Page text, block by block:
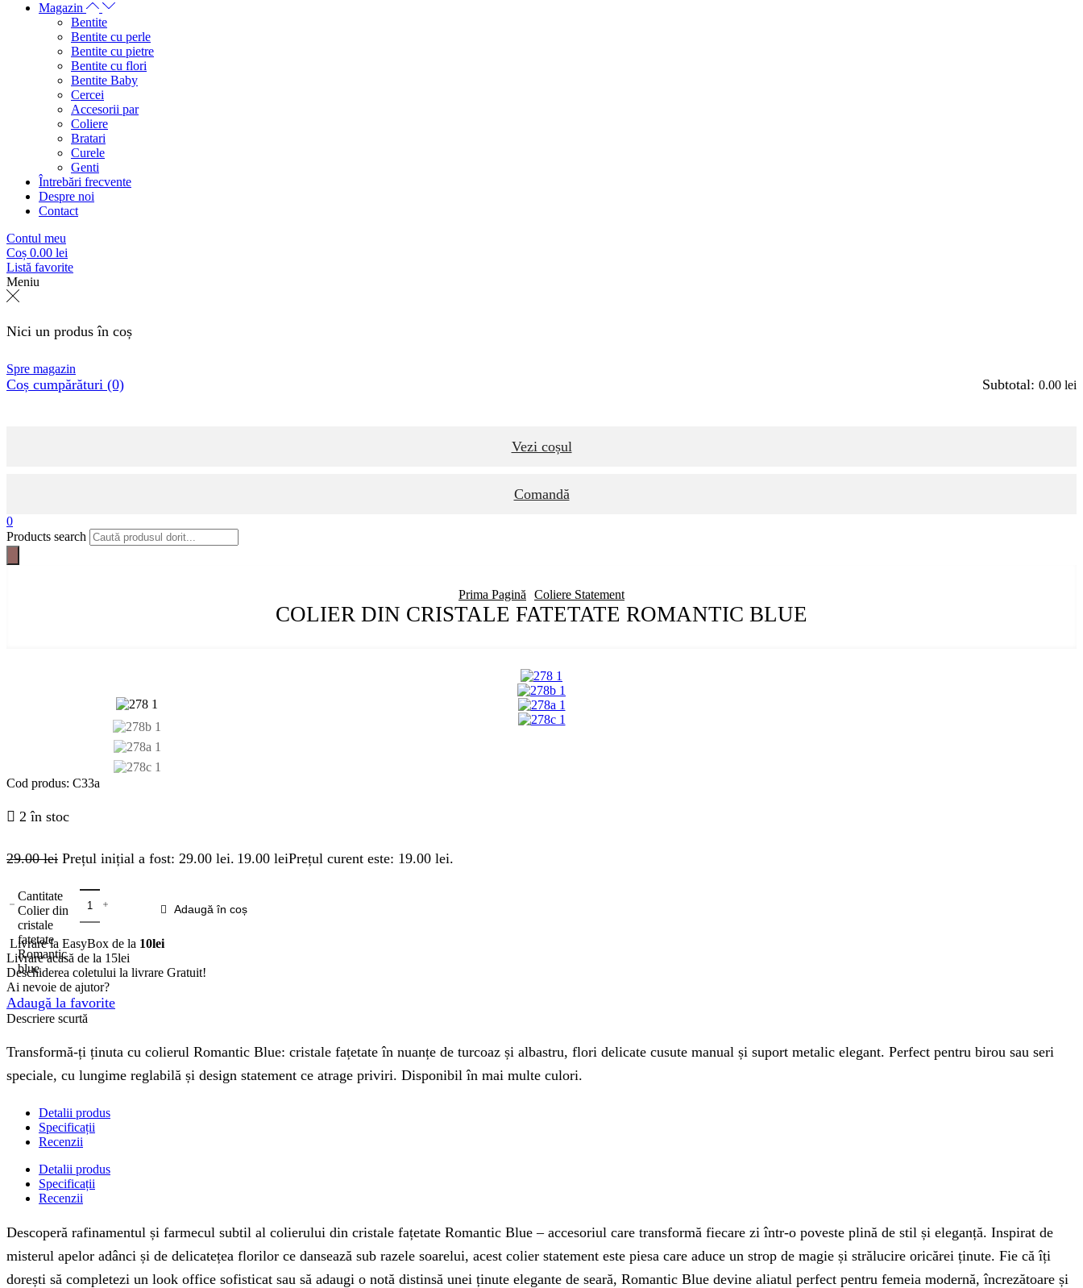
Magazin
Bentite
Bentite cu perle
Bentite cu pietre
Bentite cu flori
Bentite Baby
Cercei
Accesorii par
Coliere
Bratari
Curele
Genti
Întrebări frecvente
Despre noi
Contact
Contul meu
Coș 0.00 lei
Listă favorite
Meniu
Nici un produs în coș
Spre magazin
Coș cumpărături (0) Subtotal: 0.00 lei
Vezi coșul
Comandă
0
Products search
Prima Pagină Coliere Statement
COLIER DIN CRISTALE FATETATE ROMANTIC BLUE
Cod produs: C33a
2 în stoc
29.00lei Prețul inițial a fost: 29.00 lei. 19.00 leiPrețul curent este: 19.00 lei.
Cantitate
Colier din
cristale
fatetate
Romantic
blue
Adaugă în coș
Livrare la EasyBox de la 10lei
Livrare acasă de la 15lei
Deschiderea coletului la livrare Gratuit!
Ai nevoie de ajutor?
Adaugă la favorite
Descriere scurtă
Transformă-ți ținuta cu colierul Romantic Blue: cristale fațetate în nuanțe de turcoaz și albastru, flori delicate cusute manual și suport metalic elegant. Perfect pentru birou sau seri
speciale, cu lungime reglabilă și design statement ce atrage priviri. Disponibil în mai multe culori.
Detalii produs
Specificații
Recenzii
Detalii produs
Specificații
Recenzii
Descoperă rafinamentul și farmecul subtil al colierului din cristale fațetate Romantic Blue – accesoriul care transformă fiecare zi într-o poveste plină de stil și eleganță. Inspirat de
misterul apelor adânci și de delicatețea florilor ce dansează sub razele soarelui, acest colier statement este piesa care aduce un strop de magie și strălucire oricărei ținute. Fie că îți
dorești să completezi un look office sofisticat sau să adaugi o notă distinsă unei ținute elegante de seară, Romantic Blue devine aliatul perfect pentru femeia modernă, încrezătoare și